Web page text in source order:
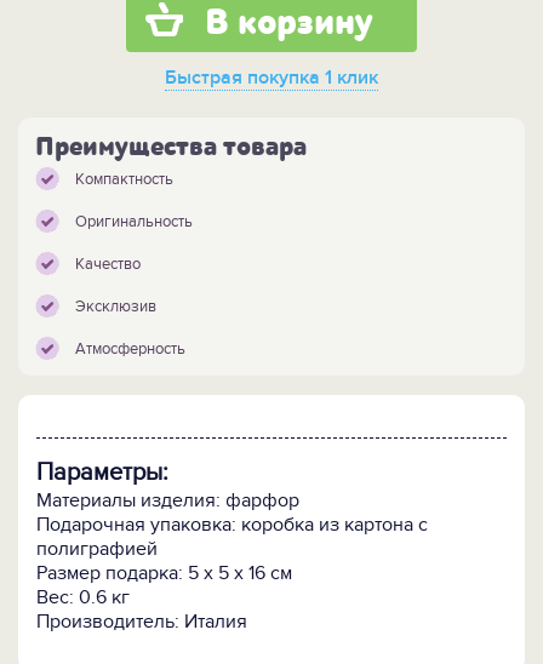
В корзину
Быстрая покупка 1 клик
Преимущества товара
Компактность
Оригинальность
Качество
Эксклюзив
Атмосферность
Параметры:
Материалы изделия: фарфор
Подарочная упаковка: коробка из картона с
полиграфией
Размер подарка: 5 х 5 х 16 см
Вес: 0.6 кг
Производитель: Италия